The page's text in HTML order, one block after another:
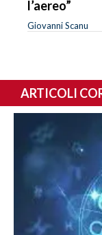
l’aereo”
Giovanni Scanu
ARTICOLI